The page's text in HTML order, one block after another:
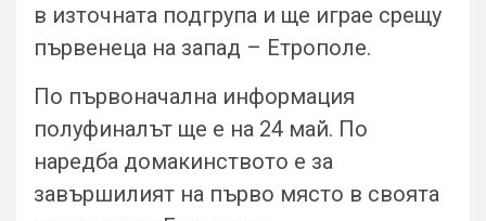
в източната подгрупа и ще играе срещу
първенеца на запад – Етрополе.
По първоначална информация
полуфиналът ще е на 24 май. По
наредба домакинството е за
завършилият на първо място в своята